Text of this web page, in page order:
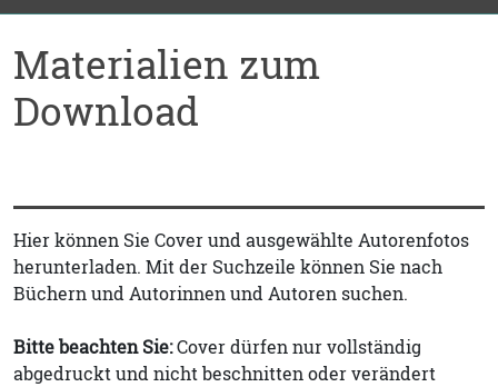
Materialien zum
Download
Hier können Sie Cover und ausgewählte Autorenfotos
herunterladen. Mit der Suchzeile können Sie nach
Büchern und Autorinnen und Autoren suchen.
Bitte beachten Sie:Cover dürfen nur vollständig
abgedruckt und nicht beschnitten oder verändert